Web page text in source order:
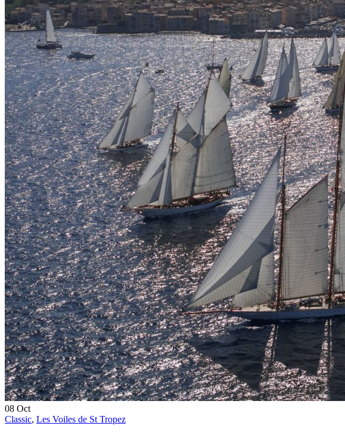
0
08 Oct
Classic, Les Voiles de St Tropez